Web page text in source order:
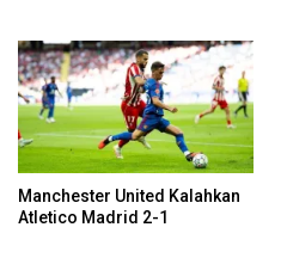
Manchester United Kalahkan
Atletico Madrid 2-1